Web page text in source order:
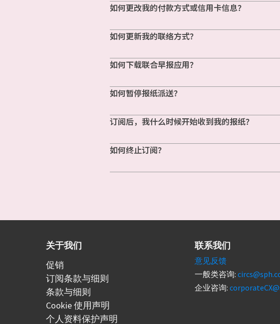
如何更改我的付款方式或信用卡信息？
如何更新我的联络方式？
如何下载联合早报应用？
如何暂停报纸派送？
订阅后，我什么时候开始收到我的报纸？
如何终止订阅？
关于我们
促销
订阅条款与细则
条款与细则
Cookie 使用声明
个人资料保护声明
联系我们
意见反馈
一般类咨询:
企业咨询: